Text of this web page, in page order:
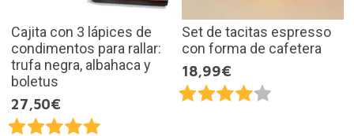
Cajita con 3 lápices de
condimentos para rallar:
trufa negra, albahaca y
boletus
27,50€
Set de tacitas espresso
con forma de cafetera
18,99€